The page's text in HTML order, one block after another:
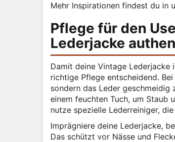
Mehr Inspirationen findest du in
Pflege für den
Lederjacke
Damit deine Vintage
richtige Pflege entscheidend.
sondern das Leder
einem feuchten Tuch, um Staub
nutze spezielle Lederreiniger,
Imprägniere deine Lederjacke,
Das schützt vor Nässe und